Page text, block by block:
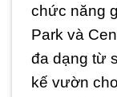
chức năng
Park và
đa dạng từ
kế vườn